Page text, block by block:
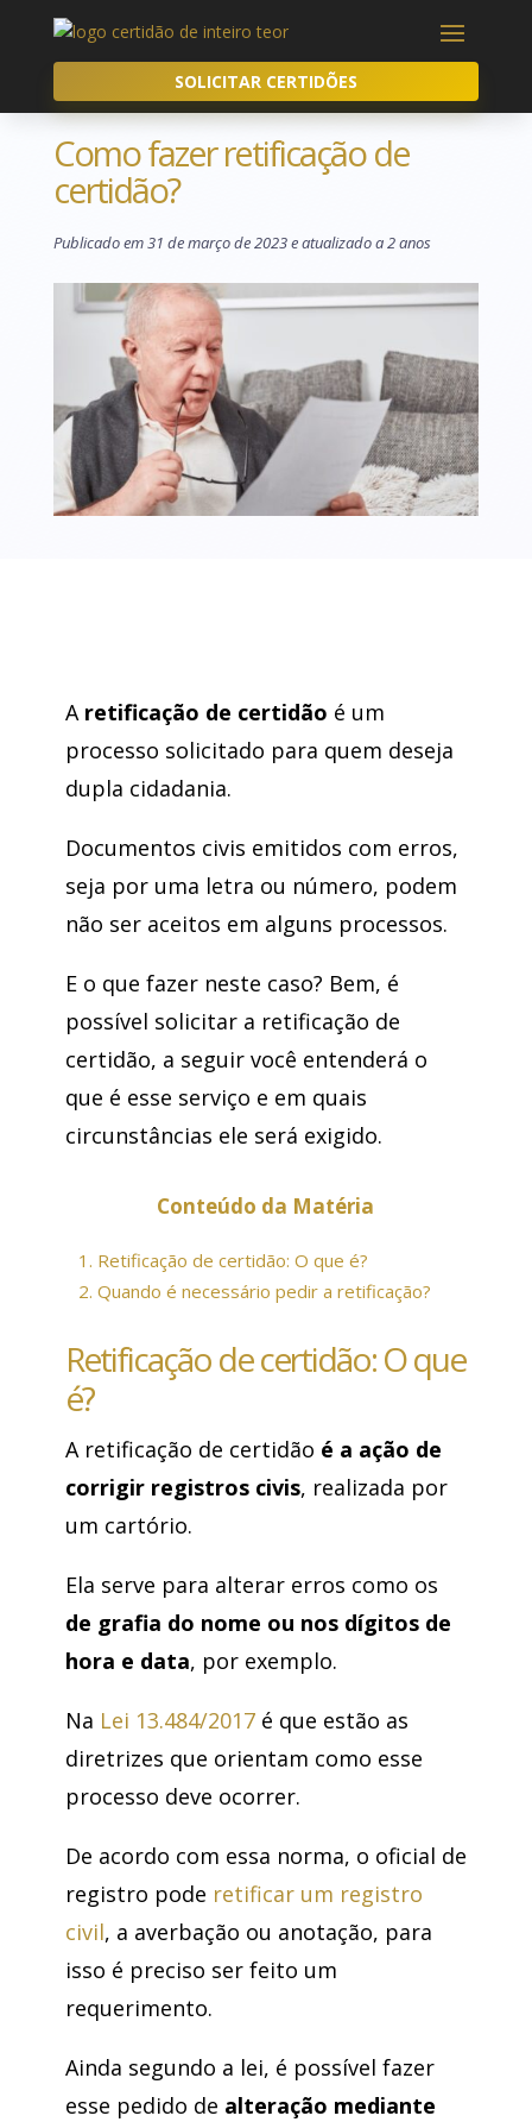
SOLICITAR CERTIDÕES
Como fazer retificação de
certidão?
Publicado em 31 de março de 2023 e atualizado a 2 anos
A retificação de certidão é um
processo solicitado para quem deseja
dupla cidadania.
Documentos civis emitidos com erros,
seja por uma letra ou número, podem
não ser aceitos em alguns processos.
E o que fazer neste caso? Bem, é
possível solicitar a retificação de
certidão, a seguir você entenderá o
que é esse serviço e em quais
circunstâncias ele será exigido.
Conteúdo da Matéria
1. Retificação de certidão: O que é?
2. Quando é necessário pedir a retificação?
Retificação de certidão: O que
é?
A retificação de certidão é a ação de
corrigir registros civis, realizada por
um cartório.
Ela serve para alterar erros como os
de grafia do nome ou nos dígitos de
hora e data, por exemplo.
Na Lei 13.484/2017é que estão as
diretrizes que orientam como esse
processo deve ocorrer.
De acordo com essa norma, o oficial de
registro pode retificar um registro
civil, a averbação ou anotação, para
isso é preciso ser feito um
requerimento.
Ainda segundo a lei, é possível fazer
esse pedido de alteração mediante